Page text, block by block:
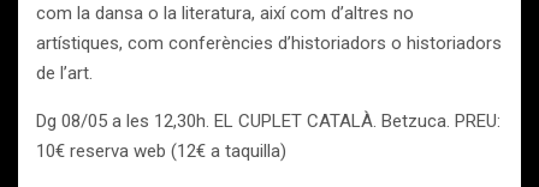
com la dansa o la literatura, així com d’altres no
artístiques, com conferències d’historiadors o historiadors
de l’art.
Dg 08/05 a les 12,30h. EL CUPLET CATALÀ. Betzuca. PREU:
10€ reserva web (12€ a taquilla)